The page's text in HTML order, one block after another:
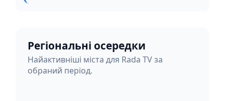
Регіональні осередки
Найактивніші міста для Rada TV за
обраний період.